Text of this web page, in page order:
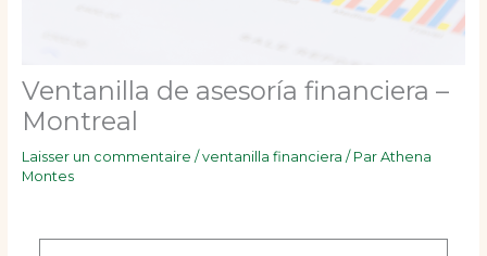
Ventanilla de asesoría financiera –
Montreal
Laisser un commentaire /ventanilla financiera / Par Athena
Montes